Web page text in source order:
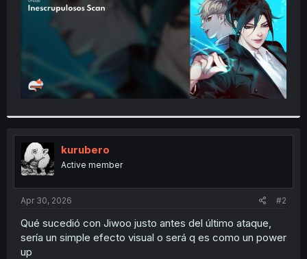
kurubero
Active member
Apr 30, 2026 #2
Qué sucedió con Jiwoo justo antes del último ataque,
sería un simple efecto visual o será q es como un power
up